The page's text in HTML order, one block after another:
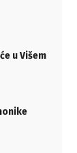
u Višem